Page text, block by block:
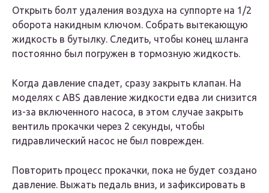
Открыть болт удаления воздуха на суппорте на 1/2
оборота накидным ключом. Собрать вытекающую
жидкость в бутылку. Следить, чтобы конец шланга
постоянно был погружен в тормозную жидкость.
Когда давление спадет, сразу закрыть клапан. На
моделях с ABS давление жидкости едва ли снизится
из-за включенного насоса, в этом случае закрыть
вентиль прокачки через 2 секунды, чтобы
гидравлический насос не был поврежден.
Повторить процесс прокачки, пока не будет создано
давление. Выжать педаль вниз, и зафиксировать в